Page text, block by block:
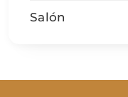
Salón